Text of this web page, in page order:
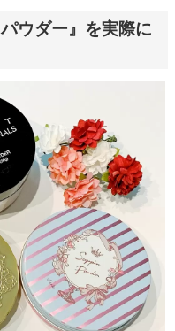
ウダー』を実際に